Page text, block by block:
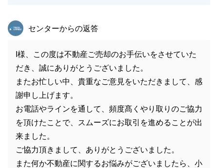
東急リバブル
センターからの返答
I様、この度は不動産ご売却のお手伝いをさせていた
だき、誠にありがとうございました。
またお忙しい中、貴重なご意見をいただきまして、感
謝申し上げます。
お電話やラインを通して、頻度髙くやり取りのご協力
を頂けたことで、スムーズにお取引を進めることが出
来ました。
ご協力頂きまして、ありがとうございました。
また何か不動産に関するお悩みがございましたら、小